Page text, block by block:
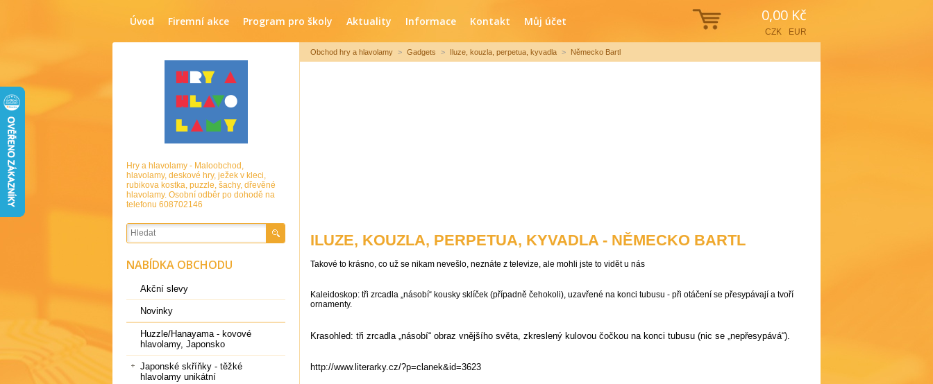
0,00 Kč
CZK EUR
Úvod Firemní akce Program pro školy Aktuality Informace Kontakt Můj účet
Obchod hry a hlavolamy > Gadgets > Iluze, kouzla, perpetua, kyvadla > Německo Bartl
ILUZE, KOUZLA, PERPETUA, KYVADLA - NĚMECKO BARTL
Takové to krásno, co už se nikam nevešlo, neznáte z televize, ale mohli jste to vidět u nás
Kaleidoskop: tři zrcadla „násobí“ kousky sklíček (případně čehokoli), uzavřené na konci tubusu - při otáčení se přesypávají a tvoří
ornamenty.
Krasohled: tři zrcadla „násobí“ obraz vnějšího světa, zkreslený kulovou čočkou na konci tubusu (nic se „nepřesypává“).
http://www.literarky.cz/?p=clanek&id=3623
Hry a hlavolamy - Maloobchod,
hlavolamy, deskové hry, ježek v kleci,
rubikova kostka, puzzle, šachy, dřevěné
hlavolamy. Osobní odběr po dohodě na
telefonu 608702146
NABÍDKA OBCHODU
Akční slevy
Novinky
Huzzle/Hanayama - kovové
hlavolamy, Japonsko
Japonské skříňky - těžké
hlavolamy unikátní